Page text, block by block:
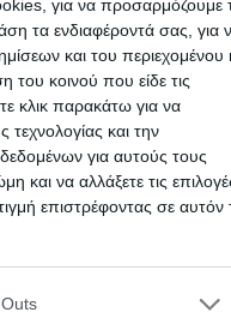
για να προσαρμόζουμε
τα ενδιαφέροντά σας, για
και του περιεχομένου
του κοινού που είδε τις
κλικ παρακάτω για να
και την
για αυτούς τους
και να αλλάξετε τις
επιστρέφοντας σε αυτόν
one or more Google
including but not limited to
Καρδίτσα